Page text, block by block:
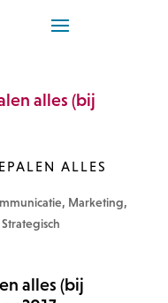
ALLES
, Marketing,
Strategisch
alles (bij